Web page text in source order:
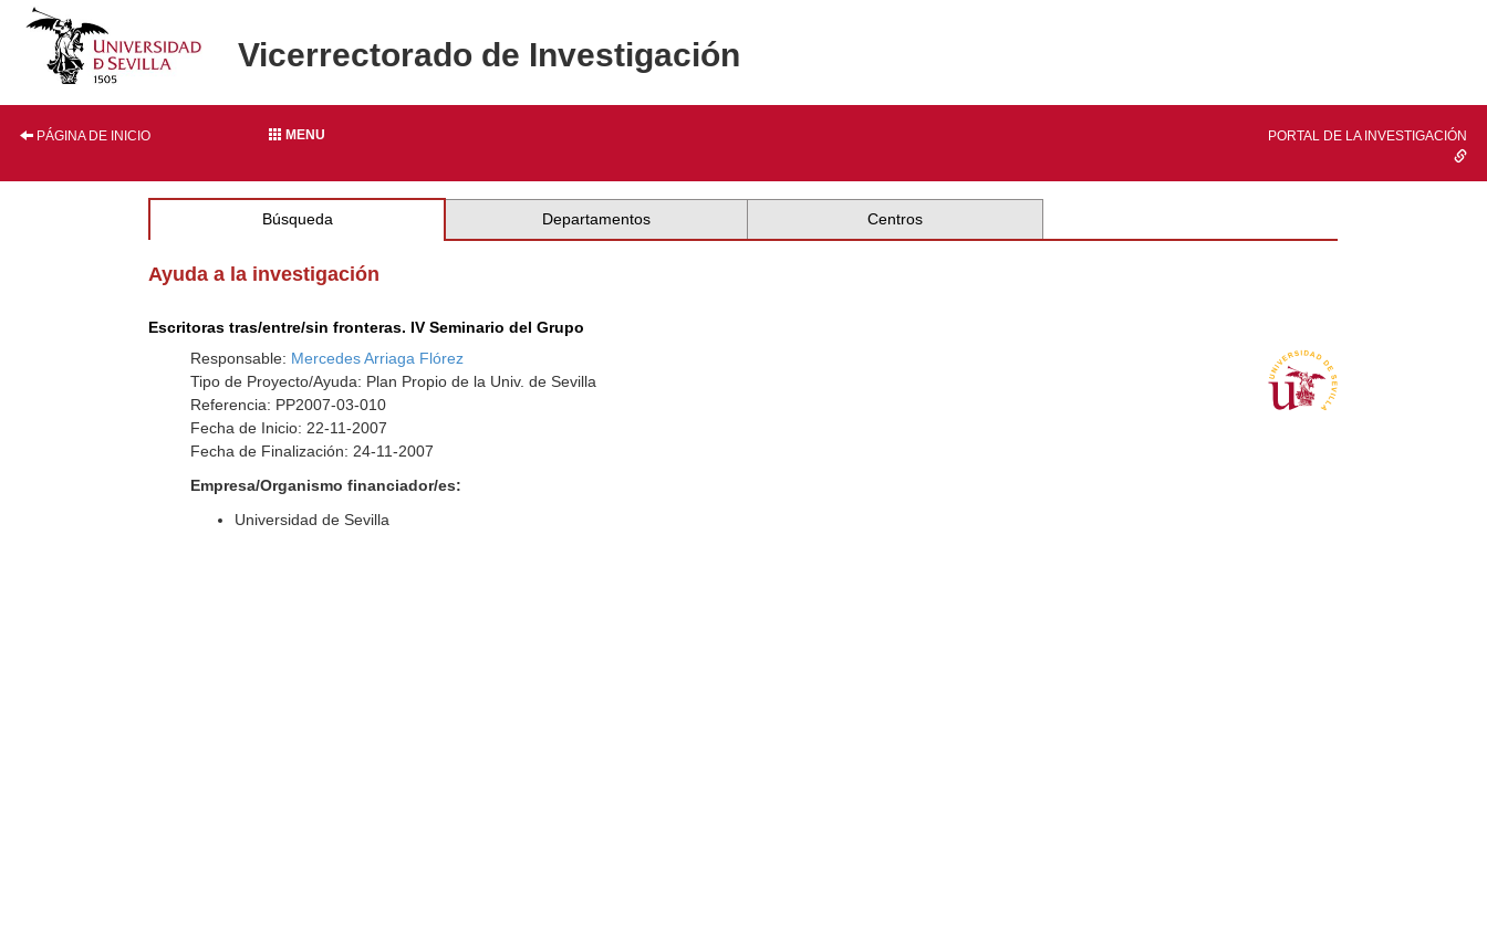
Vicerrectorado de Investigación
PÁGINA DE INICIO MENU PORTAL DE LA INVESTIGACIÓN
Búsqueda Departamentos Centros
Ayuda a la investigación
Escritoras tras/entre/sin fronteras. IV Seminario del Grupo
Responsable: Mercedes Arriaga Flórez
Tipo de Proyecto/Ayuda: Plan Propio de la Univ. de Sevilla
Referencia: PP2007-03-010
Fecha de Inicio: 22-11-2007
Fecha de Finalización: 24-11-2007
Empresa/Organismo financiador/es:
Universidad de Sevilla